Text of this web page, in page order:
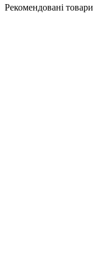
Рекомендовані товари